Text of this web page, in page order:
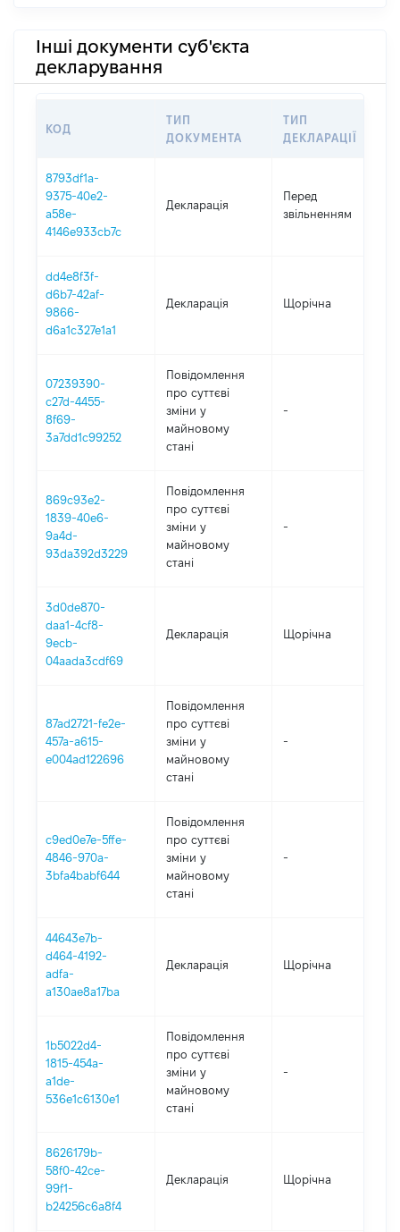
Інші документи суб'єкта
декларування
КОД
ТИП
ДОКУМЕНТА
ТИП
ДЕКЛАРАЦІЇ
8793df1a-
9375-40e2-
a58e-
4146e933cb7c
Декларація
Перед
звільненням
dd4e8f3f-
d6b7-42af-
9866-
d6a1c327e1a1
Декларація Щорічна
07239390-
c27d-4455-
8f69-
3a7dd1c99252
Повідомлення
про суттєві
зміни y
майновому
стані
-
869c93e2-
1839-40e6-
9a4d-
93da392d3229
Повідомлення
про суттєві
зміни y
майновому
стані
-
3d0de870-
daa1-4cf8-
9ecb-
04aada3cdf69
Декларація Щорічна
87ad2721-fe2e-
457a-a615-
e004ad122696
Повідомлення
про суттєві
зміни y
майновому
стані
-
c9ed0e7e-5ffe-
4846-970a-
3bfa4babf644
Повідомлення
про суттєві
зміни y
майновому
стані
-
44643e7b-
d464-4192-
adfa-
a130ae8a17ba
Декларація Щорічна
1b5022d4-
1815-454a-
a1de-
536e1c6130e1
Повідомлення
про суттєві
зміни y
майновому
стані
-
8626179b-
58f0-42ce-
99f1-
b24256c6a8f4
Декларація Щорічна